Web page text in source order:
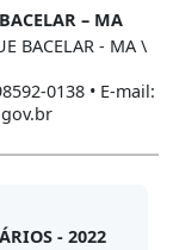
– MA
BACELAR - MA \
0138 • E-mail:
- 2022